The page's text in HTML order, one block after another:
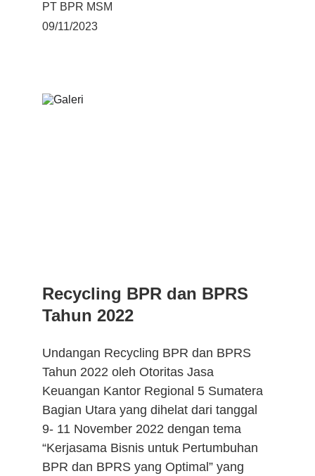
PT BPR MSM
09/11/2023
Recycling BPR dan BPRS
Tahun 2022
Undangan Recycling BPR dan BPRS
Tahun 2022 oleh Otoritas Jasa
Keuangan Kantor Regional 5 Sumatera
Bagian Utara yang dihelat dari tanggal
9- 11 November 2022 dengan tema
“Kerjasama Bisnis untuk Pertumbuhan
BPR dan BPRS yang Optimal” yang